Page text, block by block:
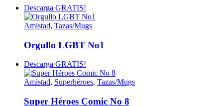
Descarga GRATIS!
Amistad, Tazas/Mugs
Orgullo LGBT No1
Descarga GRATIS!
Amistad, Superhéroes, Tazas/Mugs
Super Héroes Comic No 8